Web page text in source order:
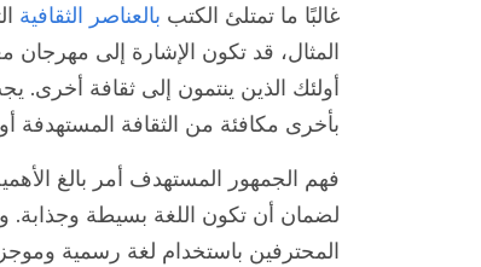
غالبًا ما تمتلئ الكتب بالعناصر الثقافية
المثال، قد تكون الإشارة إلى مهرجان
أولئك الذين ينتمون إلى ثقافة أخرى.
بأخرى مكافئة من الثقافة
فهم الجمهور المستهدف أمر بالغ
لضمان أن تكون اللغة بسيطة وجذابة.
المحترفين باستخدام لغة رسمية